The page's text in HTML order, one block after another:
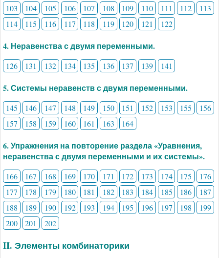
103 104 105 106 107 108 109 110 111 112
113
114
115 116 117 118 119 120 121 122
4. Неравенства с двумя переменными.
126 131 132 134 135 136 137 139 141
5. Системы неравенств с двумя переменными.
145 146 147 148 149 150 151 152 153 155
156
157
158 159 160 161 163 164
6. Упражнения на повторение раздела «Уравнения,
неравенства с двумя переменными и их системы».
166 167 168 169 170 171 172 173 174 175
176
177
178 179 180 181 182 183 184 185 186
187
188
189 190 192 193 194 195 196 197 198
199
200
201 202
II. Элементы комбинаторики